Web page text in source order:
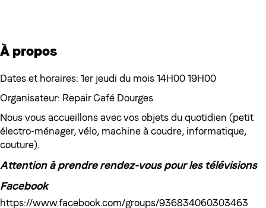
À propos
Dates et horaires: 1er jeudi du mois 14H00 19H00
Organisateur: Repair Café Dourges
Nous vous accueillons avec vos objets du quotidien (petit
électro-ménager, vélo, machine à coudre, informatique,
couture).
Attention à prendre rendez-vous pour les télévisions
Facebook
https://www.facebook.com/groups/936834060303463